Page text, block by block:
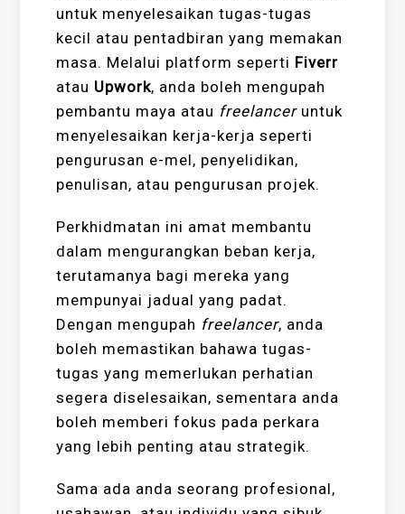
untuk menyelesaikan tugas-tugas
kecil atau pentadbiran yang memakan
masa. Melalui platform seperti Fiverr
atau Upwork, anda boleh mengupah
pembantu maya atau freelancer untuk
menyelesaikan kerja-kerja seperti
pengurusan e-mel, penyelidikan,
penulisan, atau pengurusan projek.
Perkhidmatan ini amat membantu
dalam mengurangkan beban kerja,
terutamanya bagi mereka yang
mempunyai jadual yang padat.
Dengan mengupah freelancer, anda
boleh memastikan bahawa tugas-
tugas yang memerlukan perhatian
segera diselesaikan, sementara anda
boleh memberi fokus pada perkara
yang lebih penting atau strategik.
Sama ada anda seorang profesional,